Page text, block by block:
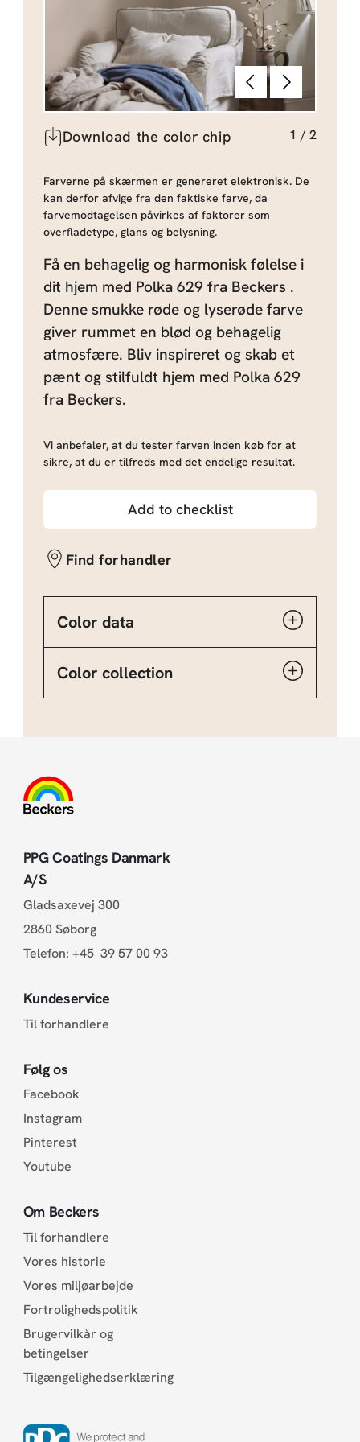
ForrigeNæste
Download the color chip 1 / 2
Farverne på skærmen er genereret elektronisk. De
kan derfor afvige fra den faktiske farve, da
farvemodtagelsen påvirkes af faktorer som
overfladetype, glans og belysning.
Få en behagelig og harmonisk følelse i
dit hjem med Polka 629 fra Beckers .
Denne smukke røde og lyserøde farve
giver rummet en blød og behagelig
atmosfære. Bliv inspireret og skab et
pænt og stilfuldt hjem med Polka 629
fra Beckers.
Vi anbefaler, at du tester farven inden køb for at
sikre, at du er tilfreds med det endelige resultat.
Add to checklist
Find forhandler
Color data
Color collection
PPG Coatings Danmark
A/S
Gladsaxevej 300
2860 Søborg
Telefon: +45 39 57 00 93
Kundeservice
Til forhandlere
Følg os
Facebook
Instagram
Pinterest
Youtube
Om Beckers
Til forhandlere
Vores historie
Vores miljøarbejde
Fortrolighedspolitik
Brugervilkår og
betingelser
Tilgængelighedserklæring